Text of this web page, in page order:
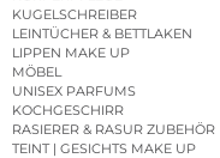
KUGELSCHREIBER
LEINTÜCHER & BETTLAKEN
LIPPEN MAKE UP
MÖBEL
UNISEX PARFUMS
KOCHGESCHIRR
RASIERER & RASUR ZUBEHÖR
TEINT | GESICHTS MAKE UP